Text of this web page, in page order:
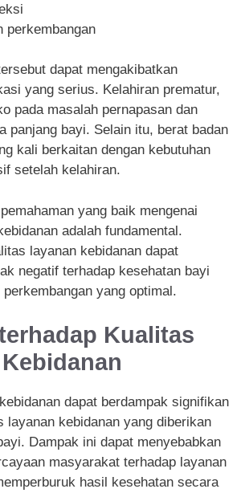
perkembangan
dapat mengakibatkan
yang serius. Kelahiran prematur,
pada masalah pernapasan dan
panjang bayi. Selain itu, berat badan
kali berkaitan dengan kebutuhan
setelah kelahiran.
yang baik mengenai
adalah fundamental.
layanan kebidanan dapat
negatif terhadap kesehatan bayi
yang optimal.
Kualitas
dapat berdampak signifikan
layanan kebidanan yang diberikan
Dampak ini dapat menyebabkan
masyarakat terhadap layanan
hasil kesehatan secara